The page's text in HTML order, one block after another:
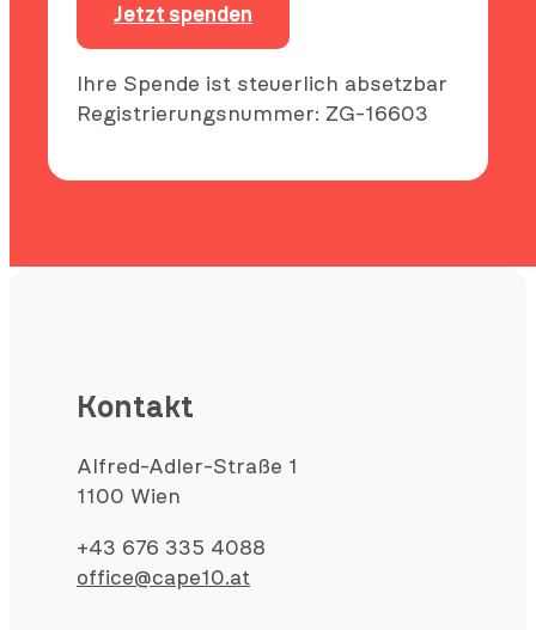
Jetzt spenden
Ihre Spende ist steuerlich absetzbar
Registrierungsnummer: ZG-16603
Kontakt
Alfred-Adler-Straße 1
1100 Wien
+43 676 335 4088
office@cape10.at